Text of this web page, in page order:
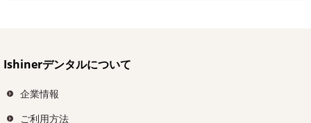
Ishinerデンタルについて
企業情報
ご利用方法